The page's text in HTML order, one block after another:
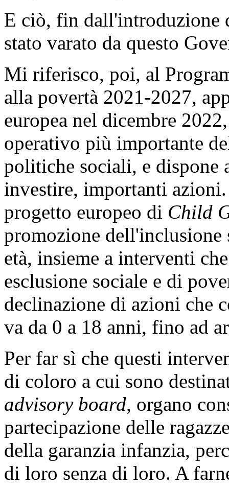
E ciò, fin dall'introduzione
stato varato da questo
Mi riferisco, poi, al
alla povertà 2021-2027,
europea nel dicembre
operativo più importante
politiche sociali, e dispone
investire, importanti
progetto europeo di Child
promozione dell'inclusione
età, insieme a interventi
esclusione sociale e di
declinazione di azioni che
va da 0 a 18 anni, fino ad
Per far sì che questi
di coloro a cui sono
advisory board, organo
partecipazione delle
della garanzia infanzia,
di loro senza di loro. A